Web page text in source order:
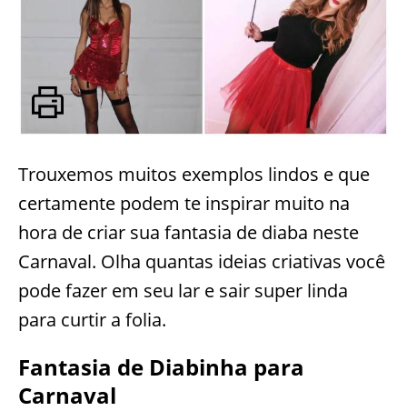
Trouxemos muitos exemplos lindos e que
certamente podem te inspirar muito na
hora de criar sua fantasia de diaba neste
Carnaval. Olha quantas ideias criativas você
pode fazer em seu lar e sair super linda
para curtir a folia.
Fantasia de Diabinha para
Carnaval